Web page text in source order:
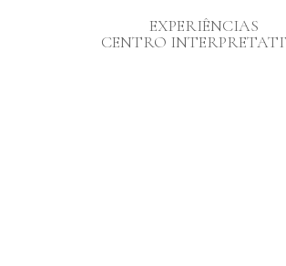
EXPERIÊNCIAS
CENTRO